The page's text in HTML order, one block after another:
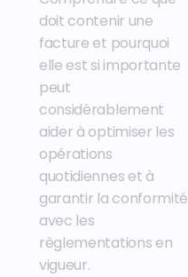
doit contenir une
facture et pourquoi
elle est si importante
peut
considérablement
aider à optimiser les
opérations
quotidiennes et à
garantir la conformité
avec les
règlementations en
vigueur.